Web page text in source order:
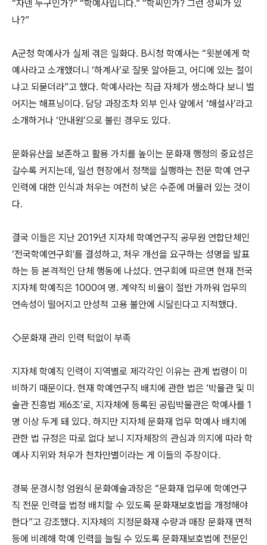
“자넨 누구인가?” “학예사입니다.” “학씨인가? 그런 성씨가 있
나?”
A군청 학예사가 실제 겪은 일화다. B시청 학예사는 “윗분에게 학
예사라고 소개했더니 ‘하계사’로 잘못 알아듣고, 어디에 있는 절이
냐고 되묻더라”고 했다. 학예사라는 직급 자체가 생소하다 보니 벌
어지는 해프닝이다. 담당 과장조차 외부 인사 앞에서 ‘해설사’라고
소개하거나 ‘안내원’으로 불린 경우도 있다.
문화유산을 보존하고 활용 가치를 높이는 문화재 행정의 중요성은
갈수록 커지는데, 일선 현장에서 정책을 실행하는 전문 학예 연구
인력에 대한 인식과 처우는 여전히 낮은 수준에 머물러 있는 것이
다.
결국 이들은 지난 2019년 지자체 학예연구직 공무원 연합단체인
‘전국학예연구회'를 결성하고, 처우 개선을 요구하는 성명을 발표
하는 등 본격적인 단체 행동에 나섰다. 연구회에 따르면 현재 전국
지자체 학예직은 1000여 명. 계약직 비율이 절반 가까워 업무의
연속성이 떨어지고 만성적 고용 불안에 시달린다고 지적했다.
◇문화재 관리 인력 턱없이 부족
지자체 학예직 인력이 지역별로 제각각인 이유는 관계 법령이 미
비하기 때문이다. 현재 학예연구직 배치에 관한 법은 ‘박물관 및 미
술관 진흥법 제6조’로, 지자체에 등록된 공립박물관은 학예사를 1
명 이상 두게 돼 있다. 하지만 지자체 문화재 업무 학예사 배치에
관한 법 규정은 따로 없다 보니 지자체장의 관심과 의지에 따라 학
예사 지위와 처우가 천차만별이라는 게 이들의 주장이다.
경북 문경시청 엄원식 문화예술과장은 “문화재 업무에 학예연구
직 전문 인력을 법정 배치할 수 있도록 문화재보호법을 개정해야
한다”고 강조했다. 지자체의 지정문화재 수량과 매장 문화재 면적
등에 비례해 학예 인력을 늘릴 수 있도록 문화재보호법에 전문인